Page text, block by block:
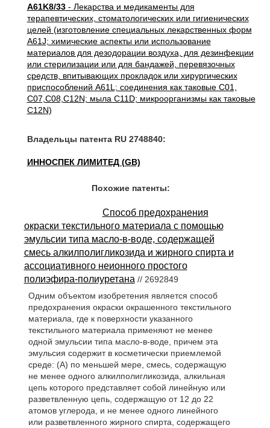
A61K8/33- Лекарства и медикаменты для
терапевтических, стоматологических или гигиенических
целей (изготовление специальных лекарственных форм
A61J; химические аспекты или использование
материалов для дезодорации воздуха, для дезинфекции
или стерилизации или для бандажей, перевязочных
средств, впитывающих прокладок или хирургических
приспособлений A61L; соединения как таковые C01,
C07,C08,C12N; мыла C11D; микроорганизмы как таковые
C12N)
Владельцы патента RU 2748840:
ИННОСПЕК ЛИМИТЕД (GB)
Похожие патенты:
Способ предохранения
окраски текстильного материала с помощью
эмульсии типа масло-в-воде, содержащей
смесь алкилполигликозида и жирного спирта и
ассоциативного неионного простого
полиэфира-полиуретана // 2692849
Одним объектом изобретения является способ
предохранения окраски окрашенного текстильного
материала, где к поверхности указанного
текстильного материала применяют не менее
одной эмульсии типа масло-в-воде, причем эта
эмульсия содержит в косметически приемлемой
среде: (А) по меньшей мере, смесь, содержащую
не менее одного алкилполигликозида, алкильная
цепь которого представляет собой линейную или
разветвленную цепь, содержащую от 12 до 22
атомов углерода, и не менее одного линейного
или разветвленного жирного спирта, содержащего